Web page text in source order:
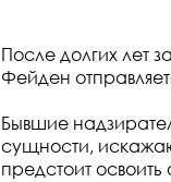
После долгих лет
Фейден
Бывшие
сущности,
предстоит